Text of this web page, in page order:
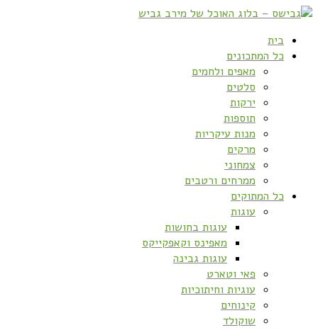
בית
כל המתכונים
מאפים ולחמים
סלטים
ירקות
תוספות
מנות עיקריות
מרקים
צמחוני
ממרחים ורטבים
כל המתוקים
עוגות
עוגות בחושות
מאפינס וקאפקייקס
עוגות גבינה
פאי וטארט
עוגיות וחיתוכיות
קינוחים
שוקולד